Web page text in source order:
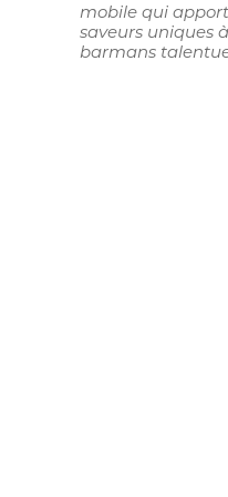
mobile qui
saveurs uniques
barmans